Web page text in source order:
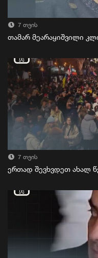
7 თვის
თამარ მეარაყიშვილი
7 თვის
ერთად შევხვდეთ ახალ